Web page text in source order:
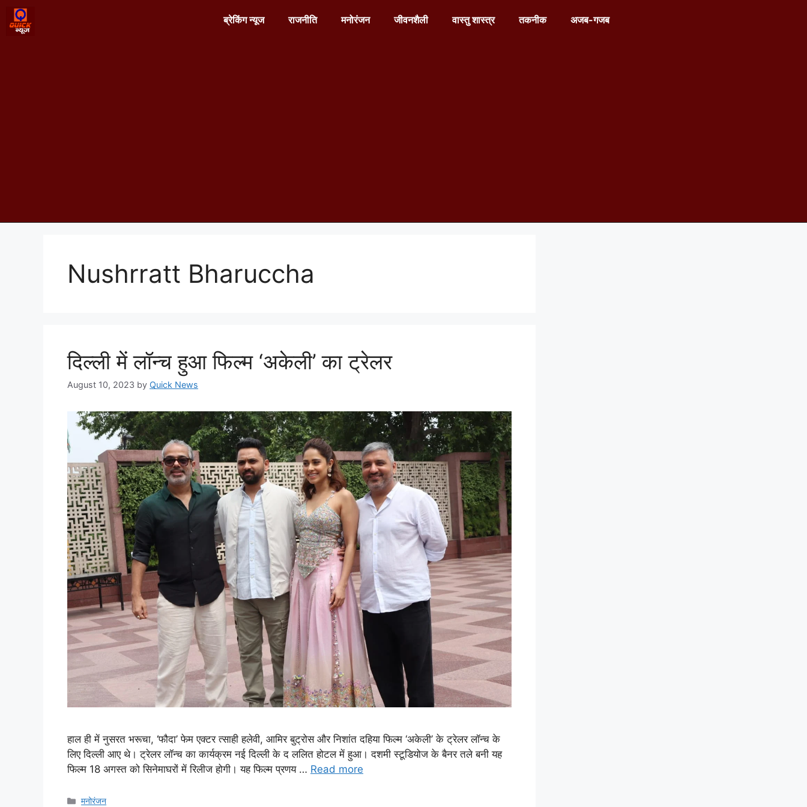
ब्रेकिंग न्यूज राजनीति मनोरंजन जीवनशैली वास्तु शास्त्र तकनीक अजब-गजब
Nushrratt Bharuccha
दिल्ली में लॉन्च हुआ फिल्म ‘अकेली’ का ट्रेलर
August 10, 2023 by Quick News
हाल ही में नुसरत भरूचा, ‘फौदा’ फेम एक्टर त्साही हलेवी, आमिर बुट्रोस और निशांत दहिया फिल्म ‘अकेली’ के ट्रेलर लॉन्च के
लिए दिल्ली आए थे। ट्रेलर लॉन्च का कार्यक्रम नई दिल्ली के द ललित होटल में हुआ। दशमी स्टूडियोज के बैनर तले बनी यह
फिल्म 18 अगस्त को सिनेमाघरों में रिलीज होगी। यह फिल्म प्रणय … Read more
मनोरंजन